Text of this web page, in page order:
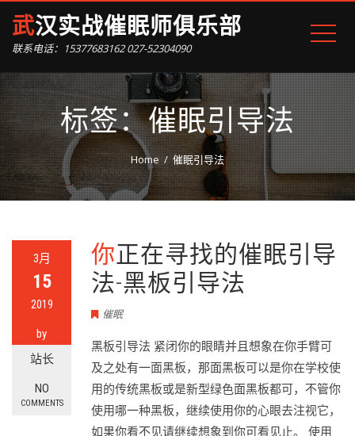
武汉实战催眠师俱乐部
联系电话：15377683162 027-52304090
标签：催眠引导法
Home 催眠引导法
3月
15
2019
by
站长
NO
COMMENTS
你正在寻找的催眠引导
法-黑板引导法
催眠
黑板引导法 紧闭你的眼睛并且想象在你手臂可
及之处有一面黑板，那面黑板可以是你在学校使
用的传统黑板或是新型绿色面黑板都可，不管你
使用哪一种黑板，继续使用你的心眼去注视它，
如果你看不见请继续想象到你可看见止。 使用